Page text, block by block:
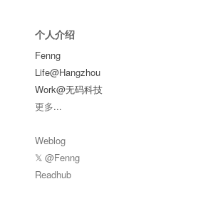
个人介绍
Fenng
Life@Hangzhou
Work@无码科技
更多...
Weblog
𝕏 @Fenng
Readhub